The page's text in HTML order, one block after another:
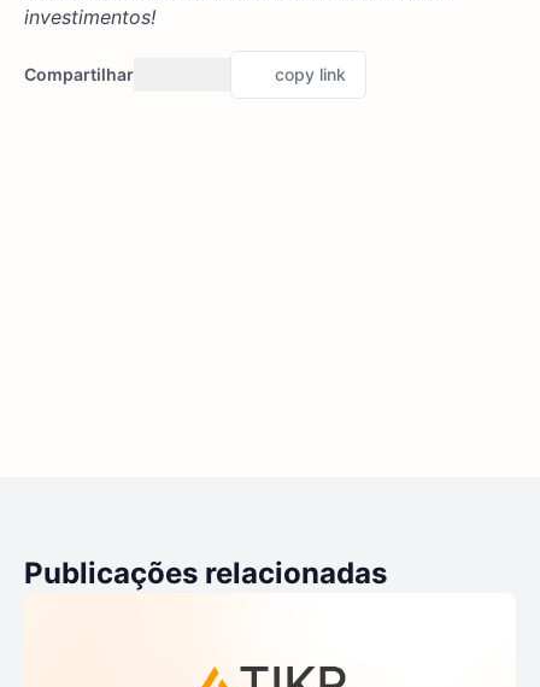
investimentos!
Compartilhar copy link
Publicações relacionadas